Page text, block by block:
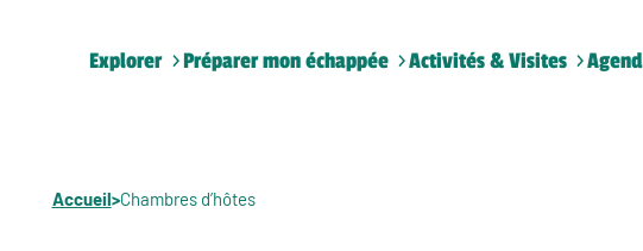
Explorer Préparer mon échappée Activités & Visites
Accueil>Chambres d’hôtes